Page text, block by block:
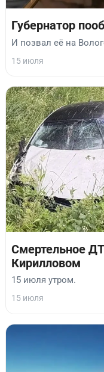
Губернатор
И позвал её на
15 июля
Смертельное
Кирилловом
15 июля утром.
15 июля